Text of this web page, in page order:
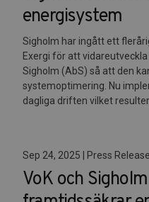
energisystem
Sigholm har ingått ett
Exergi för att
Sigholm (AbS) så att den
systemoptimering. Nu
dagliga driften vilket
Sep 24, 2025 | Press Release
VoK och